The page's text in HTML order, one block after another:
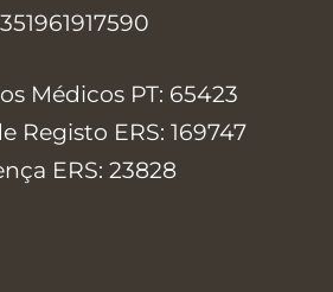
Médicos PT: 65423
Registo ERS: 169747
ERS: 23828